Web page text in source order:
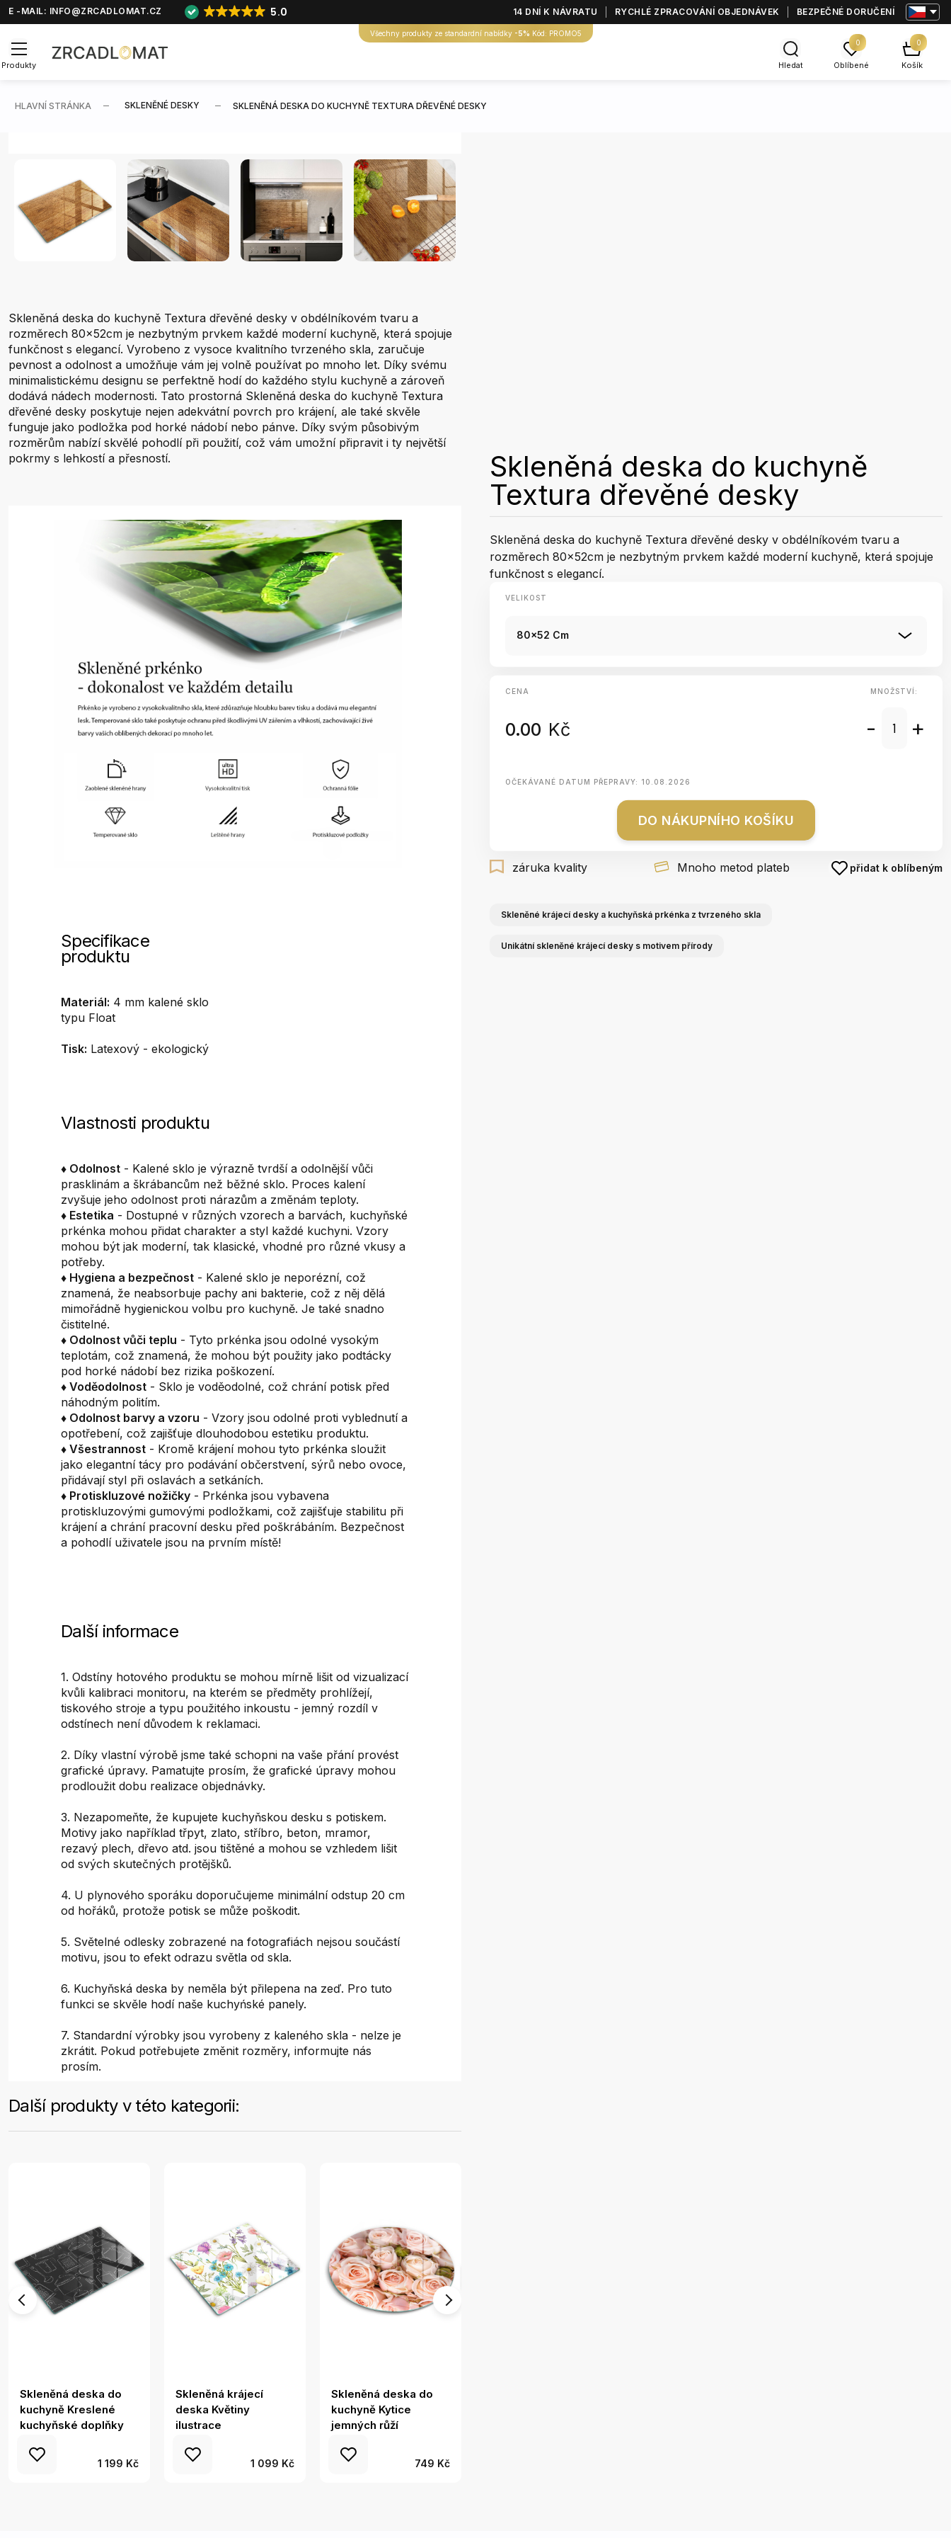
E -MAIL: INFO@ZRCADLOMAT.CZ 5.0 14 DNÍ K NÁVRATU RYCHLÉ ZPRACOVÁNÍ OBJEDNÁVEK BEZPEČNÉ DORUČENÍ
Všechny produkty ze standardní nabídky -5% Kód: PROMO5
Produkty Hledat
0
Oblíbené
0
Košík
HLAVNÍ STRÁNKA SKLENĚNÉ DESKY SKLENĚNÁ DESKA DO KUCHYNĚ TEXTURA DŘEVĚNÉ DESKY
Skleněná deska do kuchyně Textura dřevěné desky v obdélníkovém tvaru a
rozměrech 80x52cm je nezbytným prvkem každé moderní kuchyně, která spojuje
funkčnost s elegancí. Vyrobeno z vysoce kvalitního tvrzeného skla, zaručuje
pevnost a odolnost a umožňuje vám jej volně používat po mnoho let. Díky svému
minimalistickému designu se perfektně hodí do každého stylu kuchyně a zároveň
dodává nádech modernosti. Tato prostorná Skleněná deska do kuchyně Textura
dřevěné desky poskytuje nejen adekvátní povrch pro krájení, ale také skvěle
funguje jako podložka pod horké nádobí nebo pánve. Díky svým působivým
rozměrům nabízí skvělé pohodlí při použití, což vám umožní připravit i ty největší
pokrmy s lehkostí a přesností.
Specifikace
produktu
Materiál: 4 mm kalené sklo
typu Float
Tisk: Latexový - ekologický
Vlastnosti produktu
♦ Odolnost - Kalené sklo je výrazně tvrdší a odolnější vůči
prasklinám a škrábancům než běžné sklo. Proces kalení
zvyšuje jeho odolnost proti nárazům a změnám teploty.
♦ Estetika - Dostupné v různých vzorech a barvách, kuchyňské
prkénka mohou přidat charakter a styl každé kuchyni. Vzory
mohou být jak moderní, tak klasické, vhodné pro různé vkusy a
potřeby.
♦ Hygiena a bezpečnost - Kalené sklo je neporézní, což
znamená, že neabsorbuje pachy ani bakterie, což z něj dělá
mimořádně hygienickou volbu pro kuchyně. Je také snadno
čistitelné.
♦ Odolnost vůči teplu - Tyto prkénka jsou odolné vysokým
teplotám, což znamená, že mohou být použity jako podtácky
pod horké nádobí bez rizika poškození.
♦ Voděodolnost - Sklo je voděodolné, což chrání potisk před
náhodným politím.
♦ Odolnost barvy a vzoru - Vzory jsou odolné proti vyblednutí a
opotřebení, což zajišťuje dlouhodobou estetiku produktu.
♦ Všestrannost - Kromě krájení mohou tyto prkénka sloužit
jako elegantní tácy pro podávání občerstvení, sýrů nebo ovoce,
přidávají styl při oslavách a setkáních.
♦ Protiskluzové nožičky - Prkénka jsou vybavena
protiskluzovými gumovými podložkami, což zajišťuje stabilitu při
krájení a chrání pracovní desku před poškrábáním. Bezpečnost
a pohodlí uživatele jsou na prvním místě!
Další informace
1. Odstíny hotového produktu se mohou mírně lišit od vizualizací
kvůli kalibraci monitoru, na kterém se předměty prohlížejí,
tiskového stroje a typu použitého inkoustu - jemný rozdíl v
odstínech není důvodem k reklamaci.
2. Díky vlastní výrobě jsme také schopni na vaše přání provést
grafické úpravy. Pamatujte prosím, že grafické úpravy mohou
prodloužit dobu realizace objednávky.
3. Nezapomeňte, že kupujete kuchyňskou desku s potiskem.
Motivy jako například třpyt, zlato, stříbro, beton, mramor,
rezavý plech, dřevo atd. jsou tištěné a mohou se vzhledem lišit
od svých skutečných protějšků.
4. U plynového sporáku doporučujeme minimální odstup 20 cm
od hořáků, protože potisk se může poškodit.
5. Světelné odlesky zobrazené na fotografiách nejsou součástí
motivu, jsou to efekt odrazu světla od skla.
6. Kuchyňská deska by neměla být přilepena na zeď. Pro tuto
funkci se skvěle hodí naše kuchyńské panely.
7. Standardní výrobky jsou vyrobeny z kaleného skla - nelze je
zkrátit. Pokud potřebujete změnit rozměry, informujte nás
prosím.
Další produkty v této kategorii:
Skleněná deska do
kuchyně Kreslené
kuchyňské doplňky
1 199 Kč
Skleněná krájecí
deska Květiny
ilustrace
1 099 Kč
Skleněná deska do
kuchyně Kytice
jemných růží
749 Kč
Skleněná deska do kuchyně
Textura dřevěné desky
Skleněná deska do kuchyně Textura dřevěné desky v obdélníkovém tvaru a
rozměrech 80x52cm je nezbytným prvkem každé moderní kuchyně, která spojuje
funkčnost s elegancí.
VELIKOST
80x52 Cm
CENA
0.00 Kč
MNOŽSTVÍ:
- +
OČEKÁVANÉ DATUM PŘEPRAVY: 10.08.2026
DO NÁKUPNÍHO KOŠÍKU
záruka kvality Mnoho metod plateb přidat k oblíbeným
Skleněné krájecí desky a kuchyňská prkénka z tvrzeného skla
Unikátní skleněné krájecí desky s motivem přírody